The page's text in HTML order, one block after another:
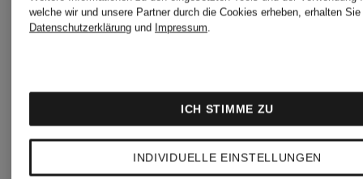
ELBSAND
HATTON
SAVE
THE
DUCK
welche wir und unsere Partner durch die Cookies erheben, erhalten
Datenschutzerklärung und Impressum.
INDIVIDUELLE EINSTELLUNGEN
ICH STIMME ZU